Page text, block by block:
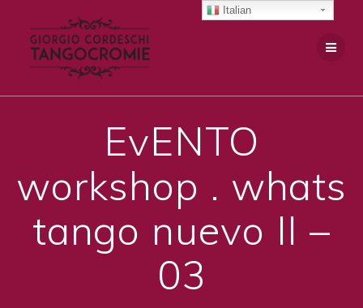
EvENTO
workshop . whats
tango nuevo II –
03
Italian